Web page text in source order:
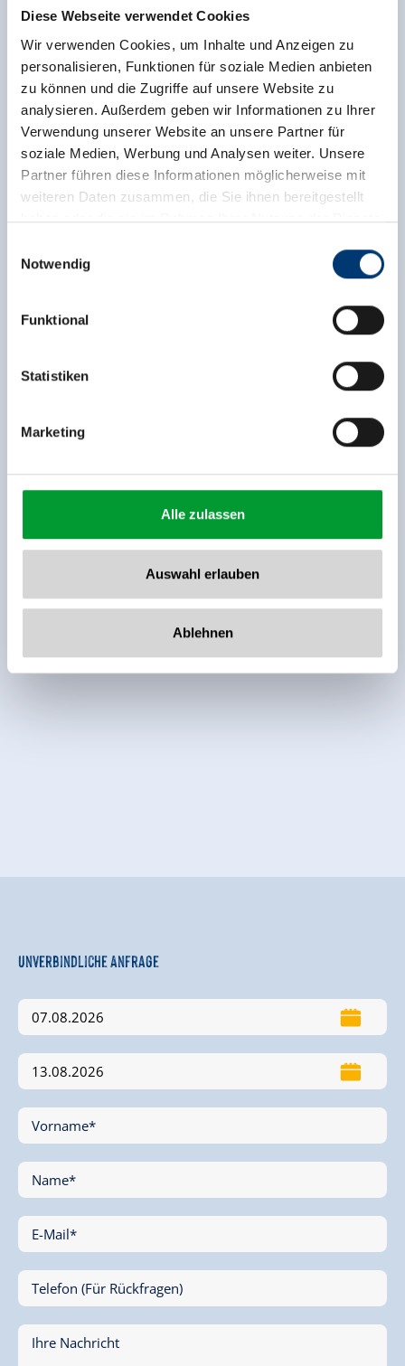
Diese Webseite verwendet Cookies
Wir verwenden Cookies, um Inhalte und Anzeigen zu
personalisieren, Funktionen für soziale Medien anbieten
zu können und die Zugriffe auf unsere Website zu
analysieren. Außerdem geben wir Informationen zu Ihrer
Verwendung unserer Website an unsere Partner für
soziale Medien, Werbung und Analysen weiter. Unsere
Partner führen diese Informationen möglicherweise mit
weiteren Daten zusammen, die Sie ihnen bereitgestellt
haben oder die sie im Rahmen Ihrer Nutzung der Dienste
Rohr 23// A-6280 Zell am Ziller
www.zillertalarena.com
Notwendig
Funktional
Statistiken
Marketing
Alle zulassen
Auswahl erlauben
Ablehnen
Diese Unterkunft wurde außerhalb des
Buchungssystems bewertet. TrustYou sammelt diese
Bewertungen und errechnet einen Durchschnitt der
Bewertungsresultate.
Unverbindliche Anfrage
Vorname*
Name*
E-Mail*
Telefon (Für Rückfragen)
Ihre Nachricht